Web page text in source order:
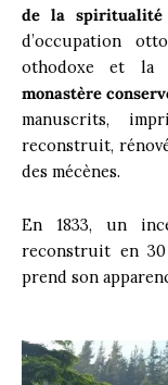
de la spiritualité
d’occupation
othodoxe et la
monastère
manuscrits,
reconstruit,
des mécènes.
En 1833, un
reconstruit en
prend son